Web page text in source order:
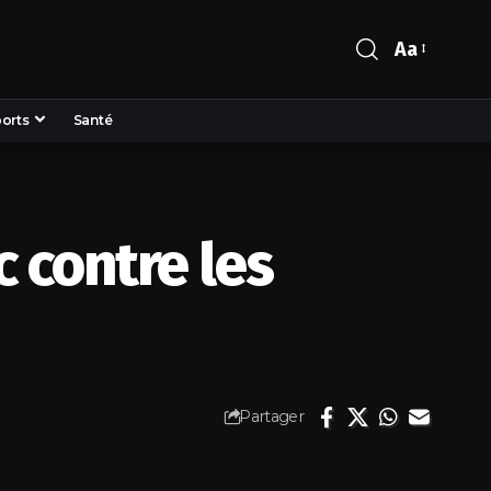
Aa
Santé
contre les
Partager